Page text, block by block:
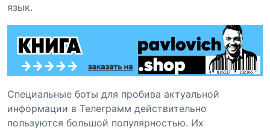
язык.
Специальные боты для пробива актуальной
информации в Телеграмм действительно
пользуются большой популярностью. Их